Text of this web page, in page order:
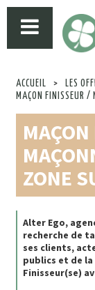
ACCUEIL > LES
MAÇON FINISSEUR /
ZONE
Alter Ego,
recherche de
ses clients,
publics et de
Finisseur(se)